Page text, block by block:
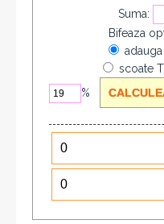
Suma:
Bifeaza
scoate
%